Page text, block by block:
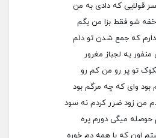
قولایی که دادی به من
خفه شو فقط بزا من بگم
که جمع شدن تو دلم
یه لجباز مغرور
تو پر رو من کم رو
بود وای که چه مرگم بود
من زود ضرر کردم نه سود
حوصله میگی دورم پره
اون که با همه دم خوره